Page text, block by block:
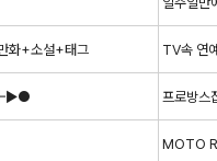
화+소설+태그 TV속 연
╋▶● 프로방스
MOTO